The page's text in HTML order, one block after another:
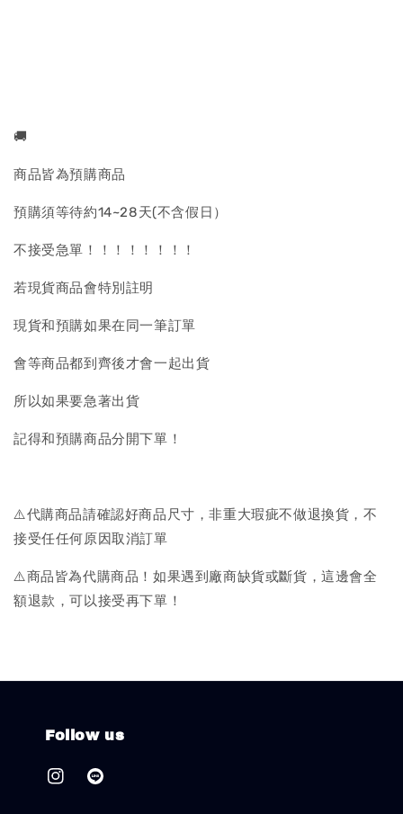
🚚
商品皆為預購商品
預購須等待約14~28天(不含假日）
不接受急單！！！！！！！！
若現貨商品會特別註明
現貨和預購如果在同一筆訂單
會等商品都到齊後才會一起出貨
所以如果要急著出貨
記得和預購商品分開下單！
⚠️代購商品請確認好商品尺寸，非重大瑕疵不做退換貨，不
接受任任何原因取消訂單
⚠️商品皆為代購商品！如果遇到廠商缺貨或斷貨，這邊會全
額退款，可以接受再下單！
Follow us